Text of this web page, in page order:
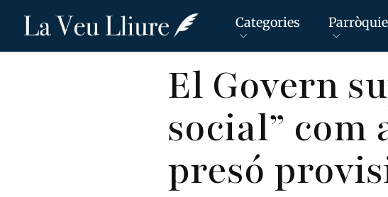
Vés
Categories
El Govern
social”
presó